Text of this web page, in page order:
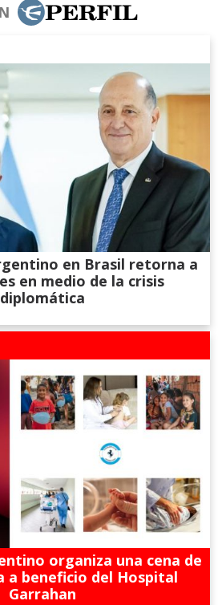
en Brasil retorna a
en medio de la crisis
diplomática
organiza una cena de
a beneficio del Hospital
Garrahan